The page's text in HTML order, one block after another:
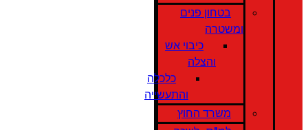
בטחון פנים
ומשטרה
כיבוי אש
והצלה
כלכלה
והתעשייה
משרד החוץ